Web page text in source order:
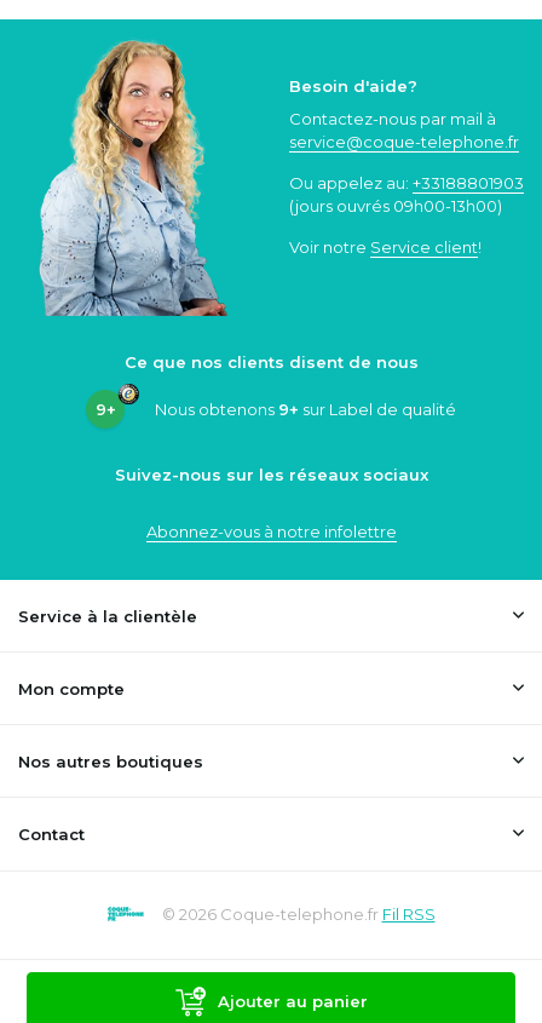
Ajouter au panier
Besoin d'aide?
Contactez-nous par mail à
service@coque-telephone.fr
Ou appelez au: +33188801903
(jours ouvrés 09h00-13h00)
Voir notre Service client!
Ce que nos clients disent de nous
9+ Nous obtenons 9+ sur Label de qualité
Suivez-nous sur les réseaux sociaux
Abonnez-vous à notre infolettre
Service à la clientèle
Mon compte
Nos autres boutiques
Contact
© 2026 Coque-telephone.fr Fil RSS